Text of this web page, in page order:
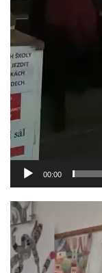
00:00
Video
přehrávač